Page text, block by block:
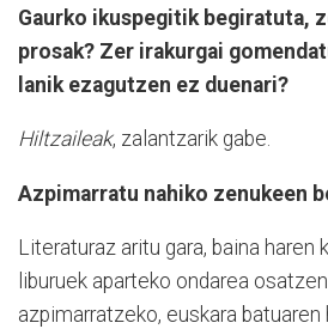
Gaurko ikuspegitik begiratuta,
prosak? Zer irakurgai
lanik ezagutzen ez duenari?
Hiltzaileak, zalantzarik gabe.
Azpimarratu nahiko zenukeen
Literaturaz aritu gara, baina haren
liburuek aparteko ondarea
azpimarratzeko, euskara